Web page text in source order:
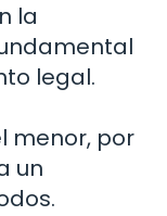
la
legal.
menor, por
un